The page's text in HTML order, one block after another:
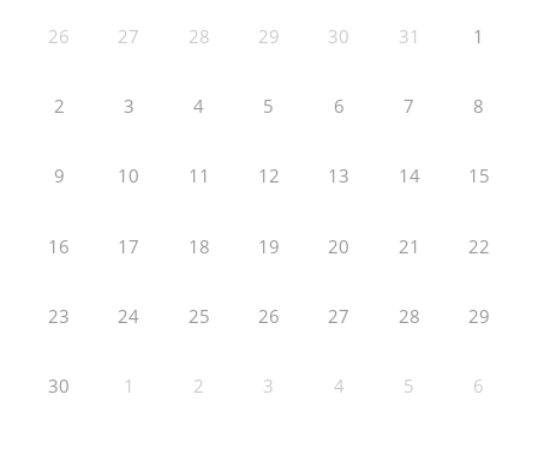
26 27 28 29 30 31 1
2 3 4 5 6 7 8
9 10 11 12 13 14 15
16 17 18 19 20 21 22
23 24 25 26 27 28 29
30 1 2 3 4 5 6